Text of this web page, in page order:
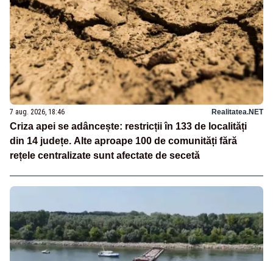
7 aug. 2026, 18:46 Realitatea.NET
Criza apei se adâncește: restricții în 133 de localități
din 14 județe. Alte aproape 100 de comunități fără
rețele centralizate sunt afectate de secetă